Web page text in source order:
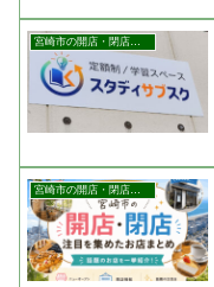
宮崎市の開店・閉店まとめ
宮崎市の開店・閉店まとめ